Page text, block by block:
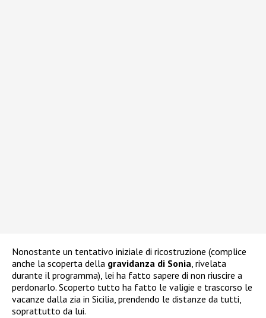
Nonostante un tentativo iniziale di ricostruzione (complice
anche la scoperta della gravidanza di Sonia, rivelata
durante il programma), lei ha fatto sapere di non riuscire a
perdonarlo. Scoperto tutto ha fatto le valigie e trascorso le
vacanze dalla zia in Sicilia, prendendo le distanze da tutti,
soprattutto da lui.